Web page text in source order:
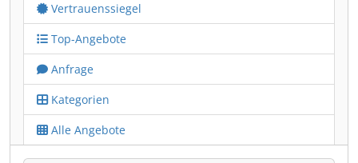
Vertrauenssiegel
Top-Angebote
Anfrage
Kategorien
Alle Angebote